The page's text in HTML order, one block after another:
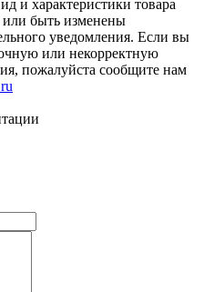
и характеристики товара
или быть изменены
уведомления. Если вы
или некорректную
пожалуйста сообщите нам